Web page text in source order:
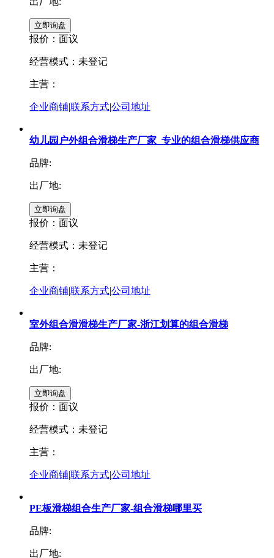
报价： 面议
经营模式：未登记
主营：
企业商铺|联系方式|公司地址
幼儿园户外组合滑梯生产厂家_专业的组合滑梯供应商
品牌:
出厂地:
报价： 面议
经营模式：未登记
主营：
企业商铺|联系方式|公司地址
室外组合滑滑梯生产厂家-浙江划算的组合滑梯
品牌:
出厂地:
报价： 面议
经营模式：未登记
主营：
企业商铺|联系方式|公司地址
PE板滑梯组合生产厂家-组合滑梯哪里买
品牌:
出厂地: